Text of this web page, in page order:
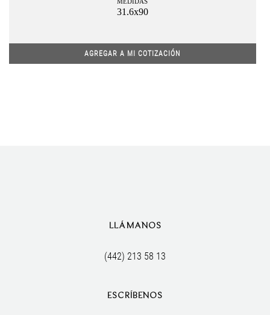
31.6x90
AGREGAR A MI COTIZACIÓN
LLÁMANOS
(442) 213 58 13
ESCRÍBENOS